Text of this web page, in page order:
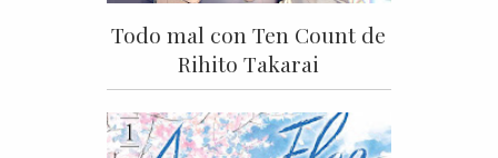
Todo mal con Ten Count de
Rihito Takarai